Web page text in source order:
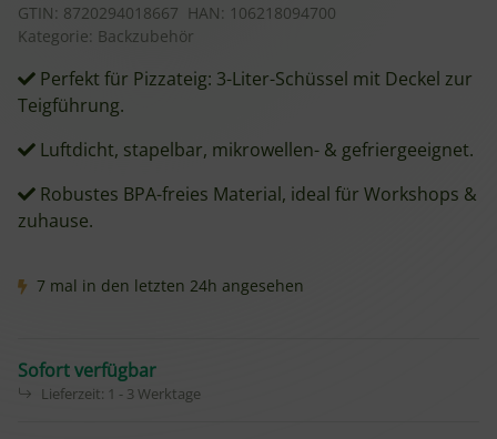
GTIN: 8720294018667 HAN: 106218094700
Kategorie: Backzubehör
Perfekt für Pizzateig: 3-Liter-Schüssel mit Deckel zur
Teigführung.
Luftdicht, stapelbar, mikrowellen- & gefriergeeignet.
Robustes BPA-freies Material, ideal für Workshops &
zuhause.
7 mal in den letzten 24h angesehen
Sofort verfügbar
Lieferzeit: 1 - 3 Werktage